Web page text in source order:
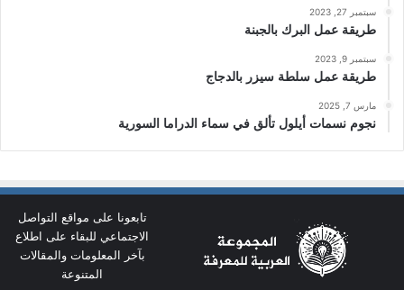
سبتمبر 27, 2023
طريقة عمل البرك بالجبنة
سبتمبر 9, 2023
طريقة عمل سلطة سيزر بالدجاج
مارس 7, 2025
نجوم نسمات أيلول تألق في سماء الدراما السورية
تابعونا على مواقع التواصل
الاجتماعي للبقاء على اطلاع
بآخر المعلومات والمقالات
المتنوعة